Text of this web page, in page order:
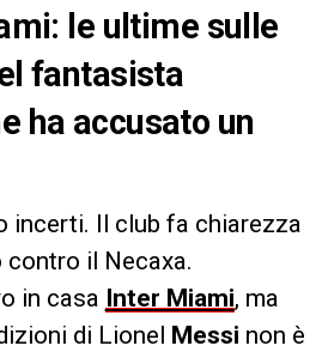
le ultime sulle
fantasista
ha accusato un
incerti. Il club fa chiarezza
il Necaxa.
in casa Inter Miami, ma
di Lionel Messi non è